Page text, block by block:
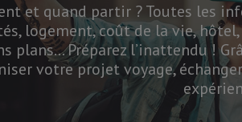
et quand partir ? Toutes les
logement, coût de la vie, hôtel,
plans… Préparez l’inattendu !
votre projet voyage,